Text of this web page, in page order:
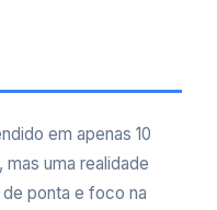
em apenas 10
uma realidade
ponta e foco na